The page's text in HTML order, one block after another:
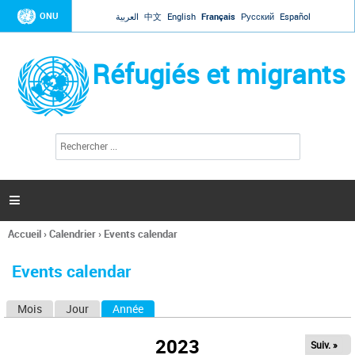
Jump to navigation
ONU العربية 中文 English Français Русский Español
Réfugiés et migrants
l
c
h
e

Vous
ici
Accueil›Calendrier› Events calendar
Events calendar
Mois Jour Année
2023 Suiv. »